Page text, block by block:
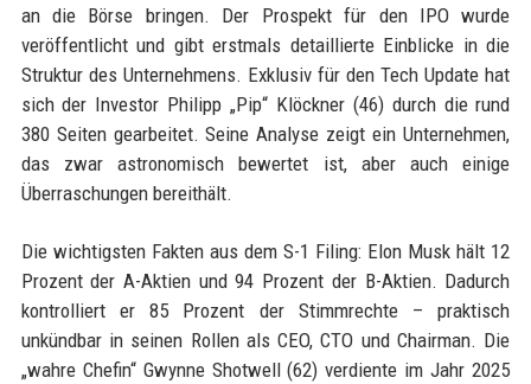
an die Börse bringen. Der Prospekt für den IPO wurde
veröffentlicht und gibt erstmals detaillierte Einblicke in die
Struktur des Unternehmens. Exklusiv für den Tech Update hat
sich der Investor Philipp „Pip“ Klöckner (46) durch die rund
380 Seiten gearbeitet. Seine Analyse zeigt ein Unternehmen,
das zwar astronomisch bewertet ist, aber auch einige
Überraschungen bereithält.
Die wichtigsten Fakten aus dem S-1 Filing: Elon Musk hält 12
Prozent der A-Aktien und 94 Prozent der B-Aktien. Dadurch
kontrolliert er 85 Prozent der Stimmrechte – praktisch
unkündbar in seinen Rollen als CEO, CTO und Chairman. Die
„wahre Chefin“ Gwynne Shotwell (62) verdiente im Jahr 2025